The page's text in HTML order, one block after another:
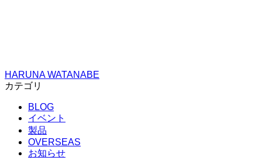
HARUNA WATANABE
カテゴリ
BLOG
イベント
製品
OVERSEAS
お知らせ